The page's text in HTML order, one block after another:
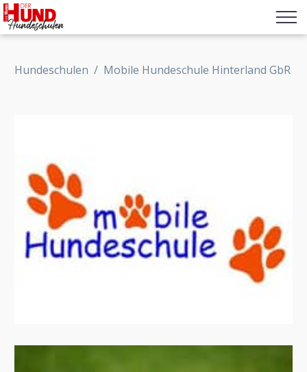
Hundeschulen / Mobile Hundeschule Hinterland GbR